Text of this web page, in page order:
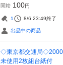
開始 100円
1 8/6 23:49終了
出品中の商品
◇東京都交通局◇2000
未使用2枚組台紙付